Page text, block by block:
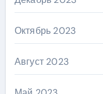
Октябрь 2023
Август 2023